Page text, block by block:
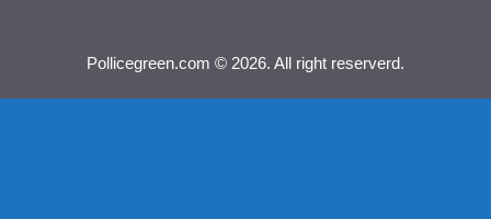
Pollicegreen.com © 2026. All right reserverd.